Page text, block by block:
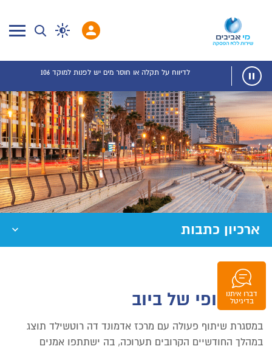
לדיווח על תקלה או חוסר מים יש לפנות למוקד 106
ארכיון כתבות
איזה יופי של ביוב
במסגרת שיתוף פעולה עם מרכז אדמונד דה רוטשילד תוצג
במהלך החודשיים הקרובים תערוכה, בה ישתתפו אמנים
דברו איתנו
בדיגיטלוואטסאפ